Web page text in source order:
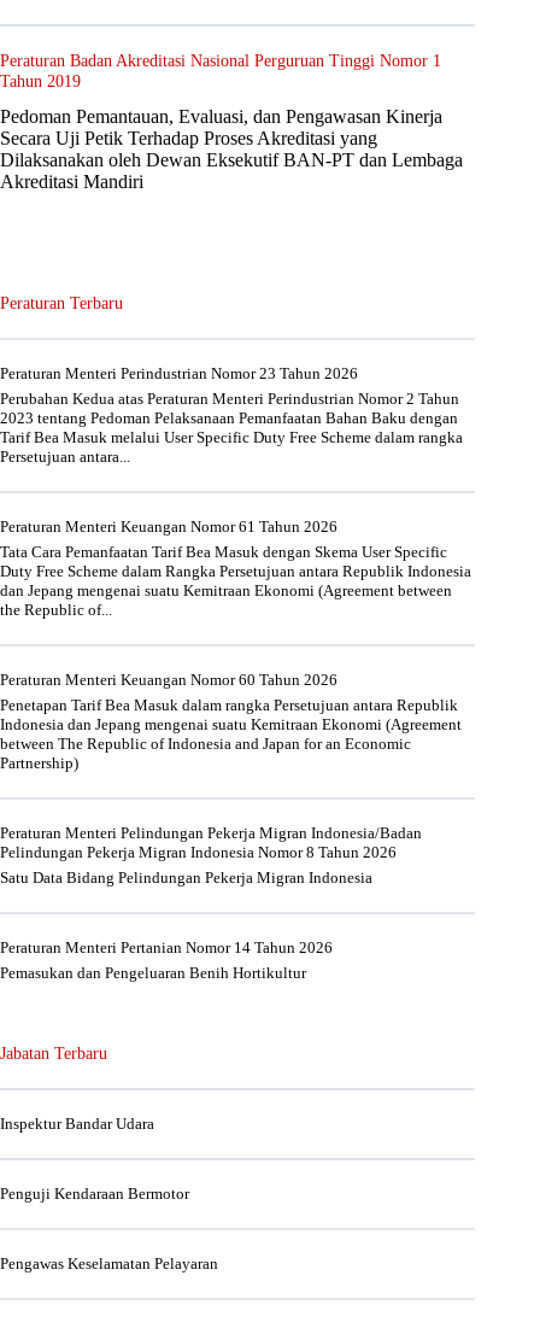
Peraturan Badan Akreditasi Nasional Perguruan Tinggi Nomor 1
Tahun 2019
Pedoman Pemantauan, Evaluasi, dan Pengawasan Kinerja
Secara Uji Petik Terhadap Proses Akreditasi yang
Dilaksanakan oleh Dewan Eksekutif BAN-PT dan Lembaga
Akreditasi Mandiri
Peraturan Terbaru
Peraturan Menteri Perindustrian Nomor 23 Tahun 2026
Perubahan Kedua atas Peraturan Menteri Perindustrian Nomor 2 Tahun
2023 tentang Pedoman Pelaksanaan Pemanfaatan Bahan Baku dengan
Tarif Bea Masuk melalui User Specific Duty Free Scheme dalam rangka
Persetujuan antara...
Peraturan Menteri Keuangan Nomor 61 Tahun 2026
Tata Cara Pemanfaatan Tarif Bea Masuk dengan Skema User Specific
Duty Free Scheme dalam Rangka Persetujuan antara Republik Indonesia
dan Jepang mengenai suatu Kemitraan Ekonomi (Agreement between
the Republic of...
Peraturan Menteri Keuangan Nomor 60 Tahun 2026
Penetapan Tarif Bea Masuk dalam rangka Persetujuan antara Republik
Indonesia dan Jepang mengenai suatu Kemitraan Ekonomi (Agreement
between The Republic of Indonesia and Japan for an Economic
Partnership)
Peraturan Menteri Pelindungan Pekerja Migran Indonesia/Badan
Pelindungan Pekerja Migran Indonesia Nomor 8 Tahun 2026
Satu Data Bidang Pelindungan Pekerja Migran Indonesia
Peraturan Menteri Pertanian Nomor 14 Tahun 2026
Pemasukan dan Pengeluaran Benih Hortikultur
Jabatan Terbaru
Inspektur Bandar Udara
Penguji Kendaraan Bermotor
Pengawas Keselamatan Pelayaran